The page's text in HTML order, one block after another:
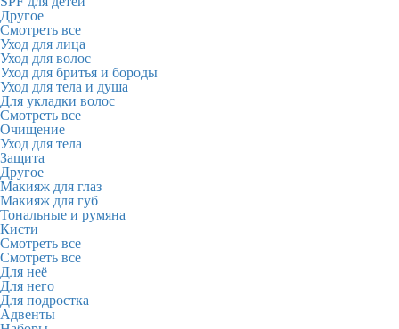
Другое
Смотреть все
Уход для лица
Уход для волос
Уход для бритья и бороды
Уход для тела и душа
Для укладки волос
Смотреть все
Очищение
Уход для тела
Защита
Другое
Макияж для глаз
Макияж для губ
Тональные и румяна
Кисти
Смотреть все
Смотреть все
Для неё
Для него
Для подростка
Адвенты